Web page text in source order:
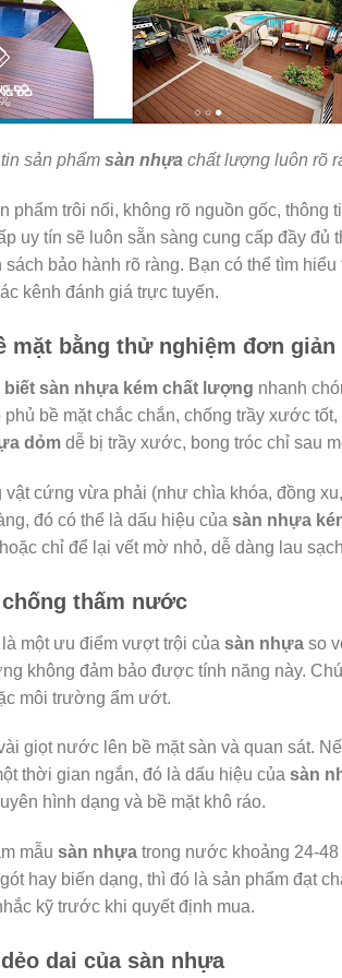
sản phẩmsàn nhựa chất lượng luôn rõ
phẩm trôi nổi, không rõ nguồn gốc, thông
uy tín sẽ luôn sẵn sàng cung cấp đầy đủ
bảo hành rõ ràng. Bạn có thể tìm
kênh đánh giá trực tuyến.
mặt bằng thử nghiệm đơn giản
biết sàn nhựa kém chất lượng nhanh
bề mặt chắc chắn, chống trầy xước
dỏm dễ bị trầy xước, bong tróc chỉ sau
vật cứng vừa phải (như chìa khóa, đồng
đó có thể là dấu hiệu của sàn nhựa
chỉ để lại vết mờ nhỏ, dễ dàng lau
thấm nước
một ưu điểm vượt trội của sàn nhựa so
không đảm bảo được tính năng này.
môi trường ẩm ướt.
giọt nước lên bề mặt sàn và quan sát.
thời gian ngắn, đó là dấu hiệu của sàn
hình dạng và bề mặt khô ráo.
mẫu sàn nhựa trong nước khoảng 24-
hay biến dạng, thì đó là sản phẩm đạt
kỹ trước khi quyết định mua.
dai của sàn nhựa